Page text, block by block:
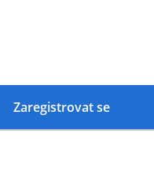
Zaregistrovat se